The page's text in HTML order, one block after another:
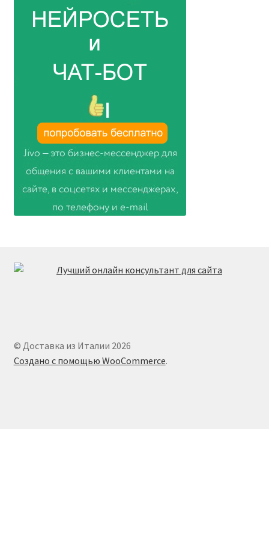
© Доставка из Италии 2026
Создано с помощью WooCommerce.